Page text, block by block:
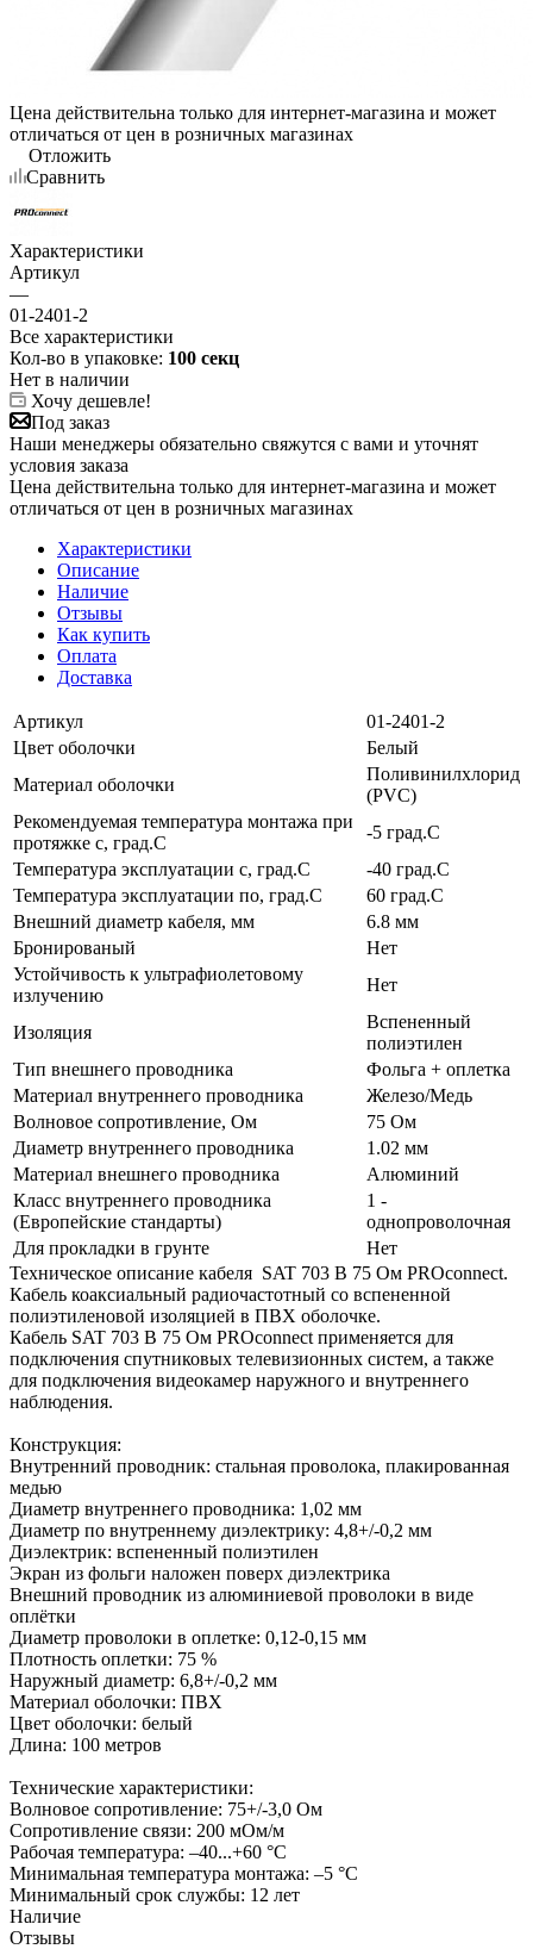
Цена действительна только для интернет-магазина и может
отличаться от цен в розничных магазинах
Отложить
Сравнить
Характеристики
Артикул
—
01-2401-2
Все характеристики
Кол-во в упаковке: 100 секц
Нет в наличии
Хочу дешевле!
Под заказ
Наши менеджеры обязательно свяжутся с вами и уточнят
условия заказа
Цена действительна только для интернет-магазина и может
отличаться от цен в розничных магазинах
Характеристики
Описание
Наличие
Отзывы
Как купить
Оплата
Доставка
Артикул
01-2401-2
Цвет оболочки
Белый
Материал оболочки
Поливинилхлорид
(PVC)
Рекомендуемая температура монтажа при
протяжке с, град.C
-5 град.C
Температура эксплуатации с, град.C
-40 град.C
Температура эксплуатации по, град.C
60 град.C
Внешний диаметр кабеля, мм
6.8 мм
Бронированый
Нет
Устойчивость к ультрафиолетовому
излучению
Нет
Изоляция
Вспененный
полиэтилен
Тип внешнего проводника
Фольга + оплетка
Материал внутреннего проводника
Железо/Медь
Волновое сопротивление, Ом
75 Ом
Диаметр внутреннего проводника
1.02 мм
Материал внешнего проводника
Алюминий
Класс внутреннего проводника
(Европейские стандарты)
1 -
однопроволочная
Для прокладки в грунте
Нет
Техническое описание кабеля SAT 703 B 75 Ом PROconnect.
Кабель коаксиальный радиочастотный со вспененной
полиэтиленовой изоляцией в ПВХ оболочке.
Кабель SAT 703 B 75 Ом PROconnect применяется для
подключения спутниковых телевизионных систем, а также
для подключения видеокамер наружного и внутреннего
наблюдения.
Конструкция:
Внутренний проводник: стальная проволока, плакированная
медью
Диаметр внутреннего проводника: 1,02 мм
Диаметр по внутреннему диэлектрику: 4,8+/-0,2 мм
Диэлектрик: вспененный полиэтилен
Экран из фольги наложен поверх диэлектрика
Внешний проводник из алюминиевой проволоки в виде
оплётки
Диаметр проволоки в оплетке: 0,12-0,15 мм
Плотность оплетки: 75 %
Наружный диаметр: 6,8+/-0,2 мм
Материал оболочки: ПВХ
Цвет оболочки: белый
Длина: 100 метров
Технические характеристики:
Волновое сопротивление: 75+/-3,0 Ом
Сопротивление связи: 200 мОм/м
Рабочая температура: –40...+60 °С
Минимальная температура монтажа: –5 °С
Минимальный срок службы: 12 лет
Наличие
Отзывы